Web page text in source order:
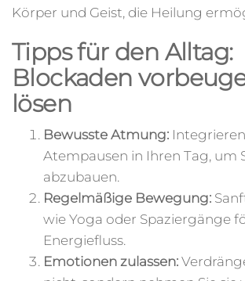
Körper und Geist, die Heilung
Tipps für den Alltag:
Blockaden
lösen
Bewusste Atmung:
Atempausen in Ihren Tag, um
abzubauen.
Regelmäßige Bewegung:
wie Yoga oder Spaziergänge
Energiefluss.
Emotionen zulassen: